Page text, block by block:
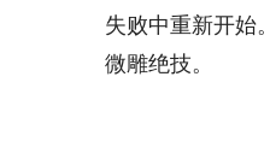
失败中重新开始
微雕绝技。